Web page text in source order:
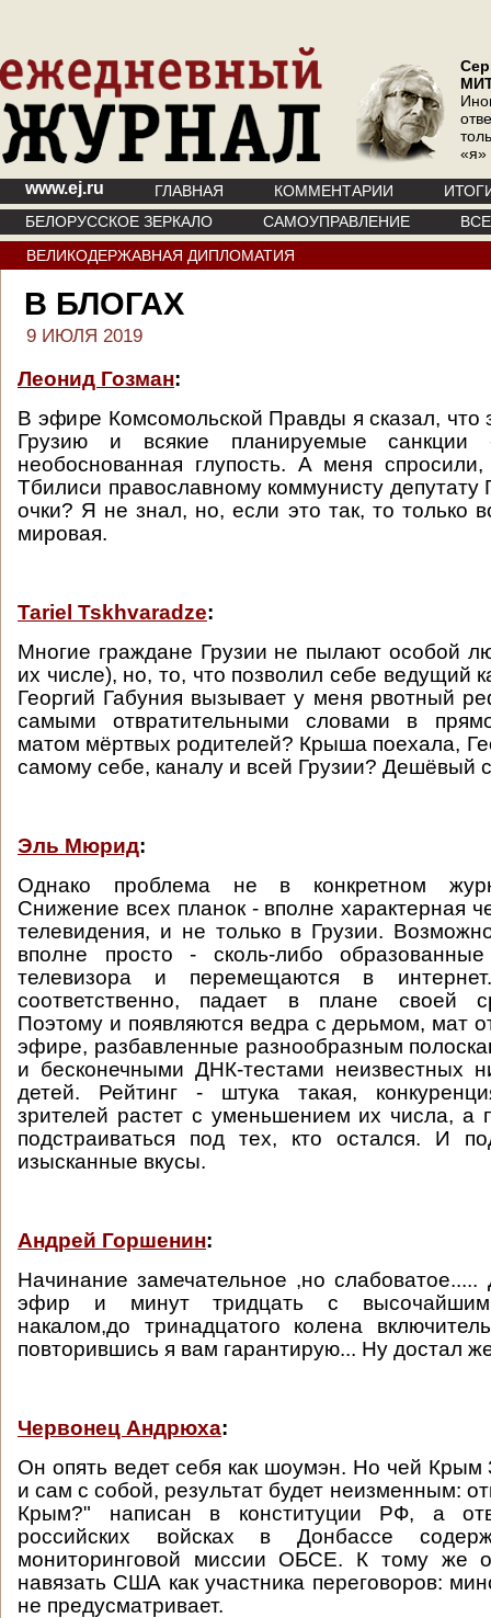
«я»
www.ej.ru ГЛАВНАЯ КОММЕНТАРИИ
БЕЛОРУССКОЕ ЗЕРКАЛО
САМОУПРАВЛЕНИЕ
ВЕЛИКОДЕРЖАВНАЯ ДИПЛОМАТИЯ
В БЛОГАХ
9 ИЮЛЯ 2019
Леонид Гозман:
В эфире Комсомольской Правды я сказал, что
Грузию и всякие планируемые санкции
необоснованная глупость. А меня
Тбилиси православному коммунисту депутату
очки? Я не знал, но, если это так, то только
мировая.
Tariel Tskhvaradze:
Многие граждане Грузии не пылают особой
их числе), но, то, что позволил себе ведущий
Георгий Габуния вызывает у меня рвотный
самыми отвратительными словами в
матом мёртвых родителей? Крыша поехала,
самому себе, каналу и всей Грузии? Дешёвый
Эль Мюрид:
Однако проблема не в конкретном
Снижение всех планок - вполне характерная
телевидения, и не только в Грузии.
вполне просто - сколь-либо
телевизора и перемещаются в
соответственно, падает в плане своей
Поэтому и появляются ведра с дерьмом, мат
эфире, разбавленные разнообразным
и бесконечными ДНК-тестами неизвестных
детей. Рейтинг - штука такая,
зрителей растет с уменьшением их числа, а
подстраиваться под тех, кто остался. И
изысканные вкусы.
Андрей Горшенин:
Начинание замечательное ,но
эфир и минут тридцать с высочайшим
накалом,до тринадцатого колена
повторившись я вам гарантирую... Ну достал
Червонец Андрюха:
Он опять ведет себя как шоумэн. Но чей Крым
и сам с собой, результат будет неизменным:
Крым?" написан в конституции РФ, а
российских войсках в Донбассе
мониторинговой миссии ОБСЕ. К тому же
навязать США как участника переговоров:
не предусматривает.